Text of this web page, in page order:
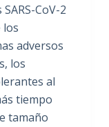
CoV-2
los
adversos
los
al
tiempo
tamaño